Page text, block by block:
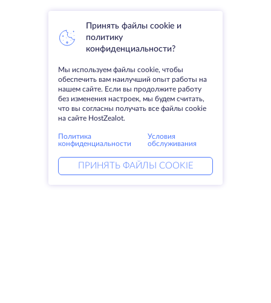
Принять файлы cookie и
политику
конфиденциальности?
Мы используем файлы cookie, чтобы
обеспечить вам наилучший опыт работы на
нашем сайте. Если вы продолжите работу
без изменения настроек, мы будем считать,
что вы согласны получать все файлы cookie
на сайте HostZealot.
Политика
конфиденциальности
Условия
обслуживания
ПРИНЯТЬ ФАЙЛЫ COOKIE